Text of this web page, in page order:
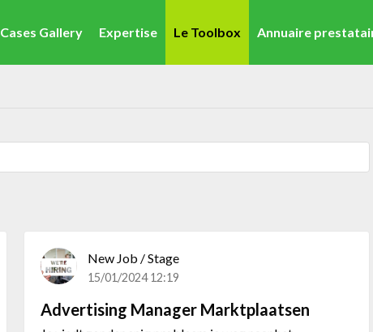
Cases Gallery Expertise Le Toolbox Annuaire
New Job / Stage
15/01/2024 12:19
Advertising Manager Marktplaatsen